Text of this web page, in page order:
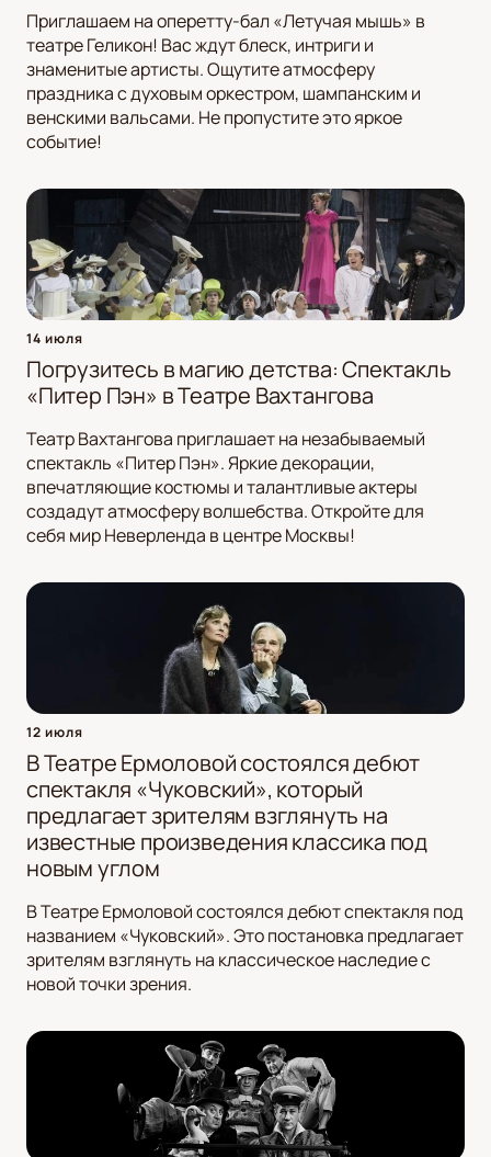
Приглашаем на оперетту-бал «Летучая мышь» в
театре Геликон! Вас ждут блеск, интриги и
знаменитые артисты. Ощутите атмосферу
праздника с духовым оркестром, шампанским и
венскими вальсами. Не пропустите это яркое
событие!
14 июля
Погрузитесь в магию детства: Спектакль
«Питер Пэн» в Театре Вахтангова
Театр Вахтангова приглашает на незабываемый
спектакль «Питер Пэн». Яркие декорации,
впечатляющие костюмы и талантливые актеры
создадут атмосферу волшебства. Откройте для
себя мир Неверленда в центре Москвы!
12 июля
В Театре Ермоловой состоялся дебют
спектакля «Чуковский», который
предлагает зрителям взглянуть на
известные произведения классика под
новым углом
В Театре Ермоловой состоялся дебют спектакля под
названием «Чуковский». Это постановка предлагает
зрителям взглянуть на классическое наследие с
новой точки зрения.